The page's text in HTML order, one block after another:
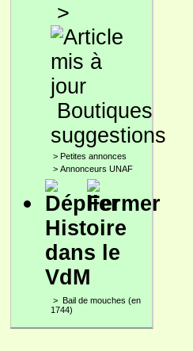
>
Boutiques
suggestions
> Petites annonces
> Annonceurs UNAF
Histoire
dans le
VdM
> Bail de mouches (en
1744)